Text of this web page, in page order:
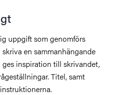
uppgift som genomförs
en sammanhängande
inspiration till skrivandet,
Titel, samt